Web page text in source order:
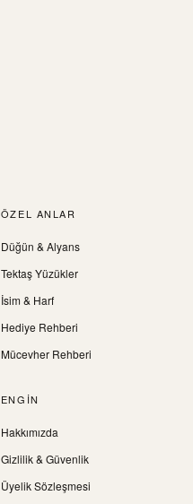
ÖZEL ANLAR
Düğün & Alyans
Tektaş Yüzükler
İsim & Harf
Hediye Rehberi
Mücevher Rehberi
ENGIN
Hakkımızda
Gizlilik & Güvenlik
Üyelik Sözleşmesi